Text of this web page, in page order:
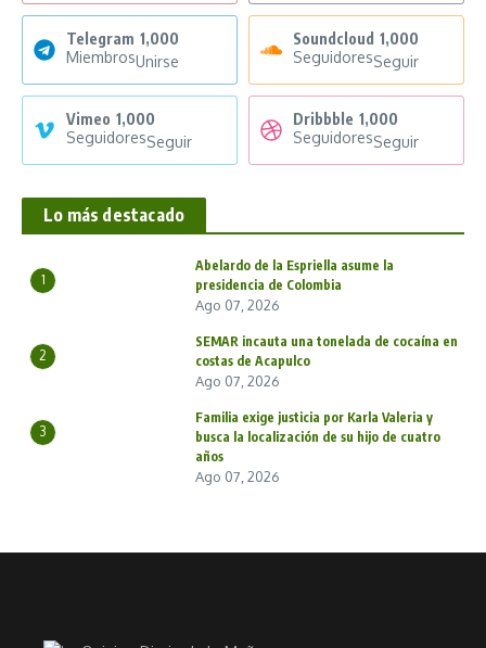
Telegram 1,000
MiembrosUnirse
Soundcloud 1,000
SeguidoresSeguir
Vimeo 1,000
SeguidoresSeguir
Dribbble 1,000
SeguidoresSeguir
Lo más destacado
1
Abelardo de la Espriella asume la
presidencia de Colombia
Ago 07, 2026
2
SEMAR incauta una tonelada de cocaína en
costas de Acapulco
Ago 07, 2026
3
Familia exige justicia por Karla Valeria y
busca la localización de su hijo de cuatro
años
Ago 07, 2026